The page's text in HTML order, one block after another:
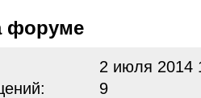
форуме
2 июля 2014
9